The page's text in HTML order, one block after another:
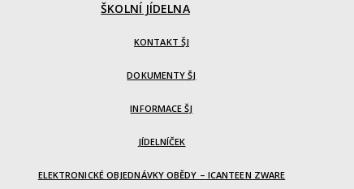
ŠKOLNÍ JÍDELNA
KONTAKT ŠJ
DOKUMENTY ŠJ
INFORMACE ŠJ
JÍDELNÍČEK
ELEKTRONICKÉ OBJEDNÁVKY OBĚDY – ICANTEEN ZWARE